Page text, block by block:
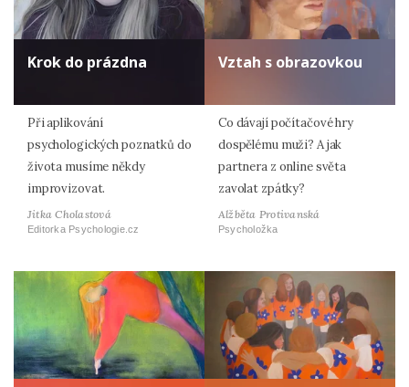
Krok do prázdna
Při aplikování
psychologických poznatků do
života musíme někdy
improvizovat.
Jitka Cholastová
Editorka Psychologie.cz
Vztah s obrazovkou
Co dávají počítačové hry
dospělému muži? A jak
partnera z online světa
zavolat zpátky?
Alžběta Protivanská
Psycholožka